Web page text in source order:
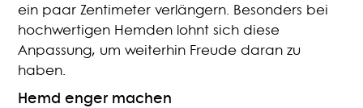
ein paar Zentimeter verlängern. Besonders bei
hochwertigen Hemden lohnt sich diese
Anpassung, um weiterhin Freude daran zu
haben.
Hemd enger machen